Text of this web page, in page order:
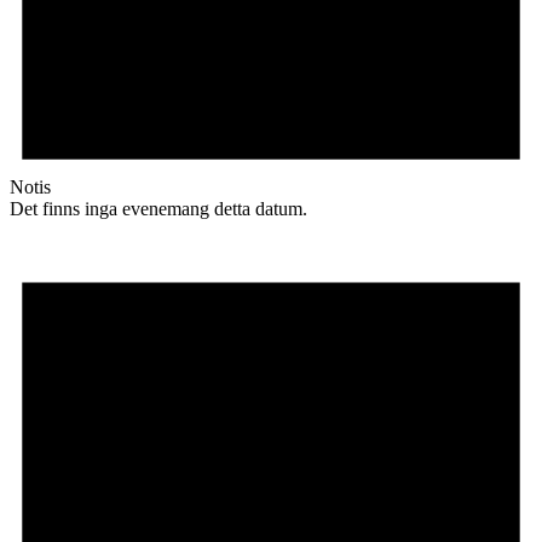
Notis
Det finns inga evenemang detta datum.